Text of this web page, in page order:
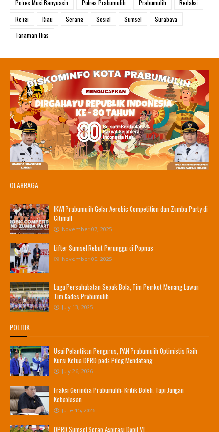
Polres Musi Banyuasin
Polres Prabumulih Prabumulih
Redaksi
Religi
Riau Serang Sosial Sumsel
Surabaya
Tanaman Hias
OLAHRAGA
IKWI Prabumulih Gelar Aerobic Competition dan Zumba Party di
Citimall
November 07, 2025
Lifter Sumsel Rebut Perunggu di Popnas
November 05, 2025
Laga Persahabatan Sepak Bola, Tim Pemkot Menang Lawan
Tim Kades Prabumulih
July 13, 2025
POLITIK
Usai Pelantikan Pengurus, PAN Prabumulih Optimistis Raih
Kursi Ketua DPRD pada Pileg Mendatang
July 26, 2026
Fraksi Gerindra Prabumulih: Kritik Boleh, Tapi Jangan
Kebablasan
June 15, 2026
DPRD Sumsel Serap Aspirasi Dapil VI